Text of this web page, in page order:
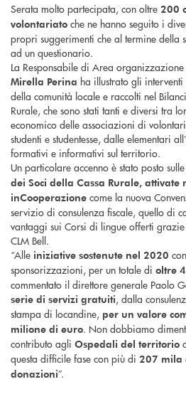
Serata molto partecipata, con oltre 200
volontariato che ne hanno seguito i
propri suggerimenti che al termine della
ad un questionario.
La Responsabile di Area
Mirella Perina ha illustrato gli
della comunità locale e raccolti nel
Rurale, che sono stati tanti e diversi tra
economico delle associazioni di
studenti e studentesse, dalle elementari
formativi e informativi sul territorio.
Un particolare accenno è stato posto sulle
dei Soci della Cassa Rurale, attivate
inCooperazione come la nuova
servizio di consulenza fiscale, quello di
vantaggi sui Corsi di lingue offerti
CLM Bell.
“Alle iniziative sostenute nel 2020
sponsorizzazioni, per un totale di oltre
commentato il direttore generale Paolo
serie di servizi gratuiti, dalla
stampa di locandine, per un valore
milione di euro. Non dobbiamo
contributo agli Ospedali del territorio
questa difficile fase con più di 207 mila
donazioni”.